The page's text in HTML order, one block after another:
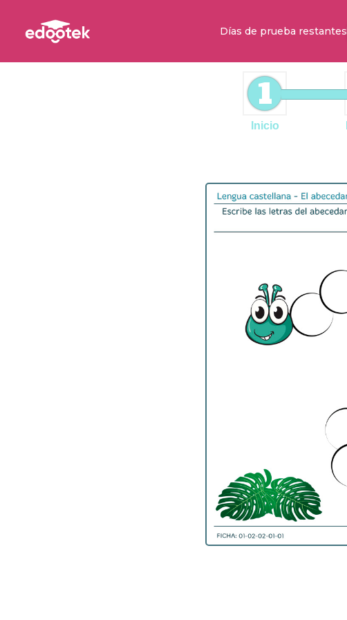
Días de prueba restantes
1
Inicio